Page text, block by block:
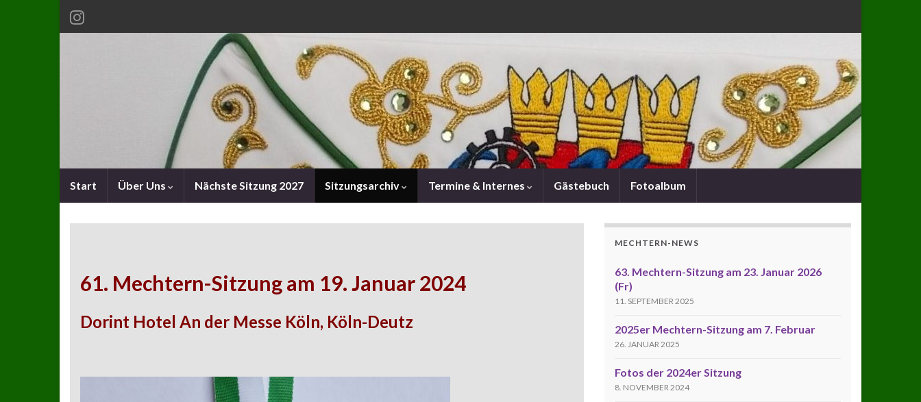
Start Über Uns Nächste Sitzung 2027 Sitzungsarchiv Termine & Internes Gästebuch Fotoalbum
61. Mechtern-Sitzung am 19. Januar 2024
Dorint Hotel An der Messe Köln, Köln-Deutz
MECHTERN-NEWS
63. Mechtern-Sitzung am 23. Januar 2026
(Fr)
11. SEPTEMBER 2025
2025er Mechtern-Sitzung am 7. Februar
26. JANUAR 2025
Fotos der 2024er Sitzung
8. NOVEMBER 2024